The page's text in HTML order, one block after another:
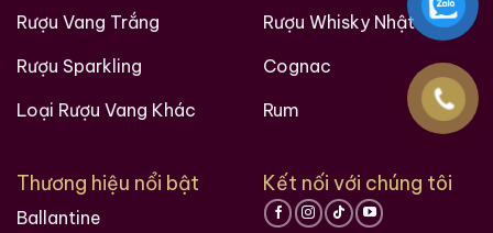
Hàng Ngàn Khách Hàng Của ruouxachtay.com
Rượu Vang Trắng
Rượu Sparkling
Loại Rượu Vang Khác
Rượu Whisky Nhật
Cognac
Rum
Thương hiệu nổi bật
Ballantine
Kết nối với chúng tôi